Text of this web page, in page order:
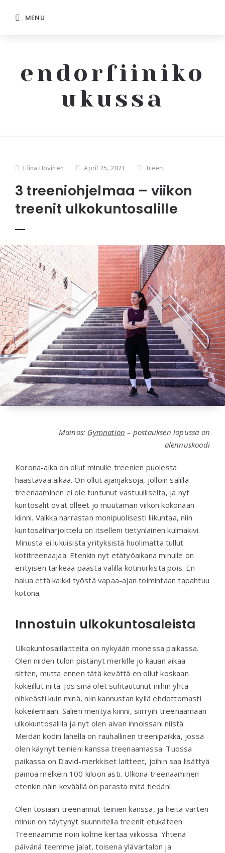
MENU
endorfiiniko
ukussa
Elina Hovinen April 25, 2021 Treeni
3 treeniohjelmaa – viikon
treenit ulkokuntosalille
Mainos: Gymnation – postauksen lopussa on
alennuskoodi
Korona-aika on ollut minulle treenien puolesta
haastavaa aikaa. On ollut ajanjaksoja, jolloin salilla
treenaaminen ei ole tuntunut vastuulliselta, ja nyt
kuntosalit ovat olleet jo muutaman viikon kokonaan
kiinni. Vaikka harrastan monipuolisesti liikuntaa, niin
kuntosaliharjoittelu on itselleni tietynlainen kulmakivi.
Minusta ei lukuisista yrityksistä huolimatta tullut
kotitreenaajaa. Etenkin nyt etätyöaikana minulle on
erityisen tärkeää päästä välillä kotinurkista pois. En
halua että kaikki työstä vapaa-ajan toimintaan tapahtuu
kotona.
Innostuin ulkokuntosaleista
Ulkokuntosalilaitteita on nykyään monessa paikassa.
Olen niiden tulon pistänyt merkille jo kauan aikaa
sitten, mutta ennen tätä kevättä en ollut koskaan
kokeillut niitä. Jos sinä olet suhtautunut niihin yhtä
nihkeästi kuin minä, niin kannustan kyllä ehdottomasti
kokeilemaan. Salien mentyä kiinni, siirryin treenaamaan
ulkokuntosalilla ja nyt olen aivan innoissani niistä.
Meidän kodin lähellä on rauhallinen treenipaikka, jossa
olen käynyt teinieni kanssa treenaamassa. Tuossa
paikassa on David-merkkiset laitteet, joihin saa lisättyä
painoa melkein 100 kiloon asti. Ulkona treenaaminen
etenkin näin keväällä on parasta mitä tiedän!
Olen tosiaan treenannut teinien kanssa, ja heitä varten
minun on täytynyt suunnitella treenit etukäteen.
Treenaamme noin kolme kertaa viikossa. Yhtenä
päivänä teemme jalat, toisena ylävartalon ja